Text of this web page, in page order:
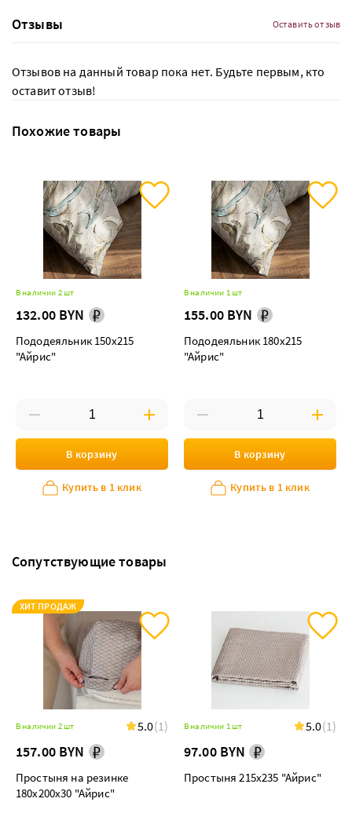
Отзывы Оставить отзыв
Отзывов на данный товар пока нет. Будьте первым, кто
оставит отзыв!
Похожие товары
В наличии 2 шт
132.00 BYN
Пододеяльник 150х215
"Айрис"
В корзину
Купить в 1 клик
В наличии 1 шт
155.00 BYN
Пододеяльник 180х215
"Айрис"
В корзину
Купить в 1 клик
Сопутствующие товары
ХИТ ПРОДАЖ
В наличии 2 шт 5.0(1)
157.00 BYN
Простыня на резинке
180х200х30 "Айрис"
В наличии 1 шт 5.0(1)
97.00 BYN
Простыня 215х235 "Айрис"